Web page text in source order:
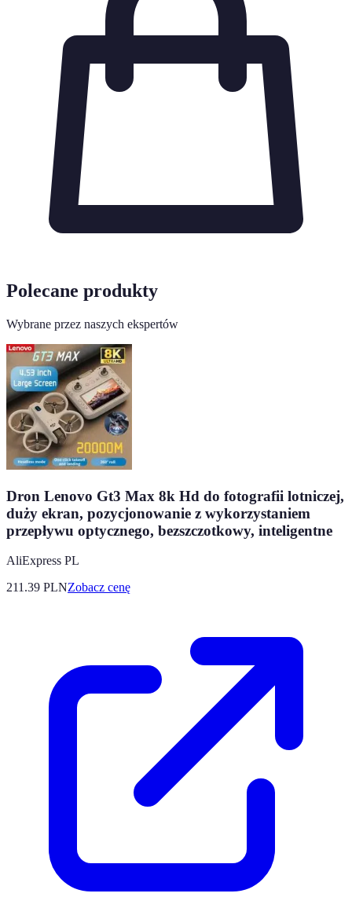
Polecane produkty
Wybrane przez naszych ekspertów
Dron Lenovo Gt3 Max 8k Hd do fotografii lotniczej,
duży ekran, pozycjonowanie z wykorzystaniem
przepływu optycznego, bezszczotkowy, inteligentne
AliExpress PL
211.39 PLNZobacz cenę